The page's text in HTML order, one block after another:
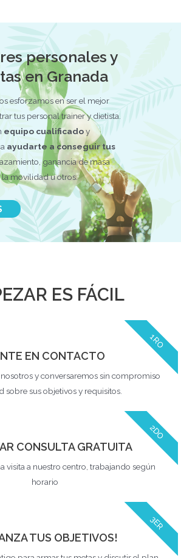
personales y
en Granada
esforzamos en ser el mejor
tus personal trainer y dietista.
equipo cualificadoy
ayudarte a conseguir tus
ganancia de masa
movilidad u otros.
ES FÁCIL
EN CONTACTO
y conversaremos sin compromiso
sobre sus objetivos y requisitos.
1RO
CONSULTA GRATUITA
visita a nuestro centro, trabajando según
horario
2DO
TUS OBJETIVOS!
3ER